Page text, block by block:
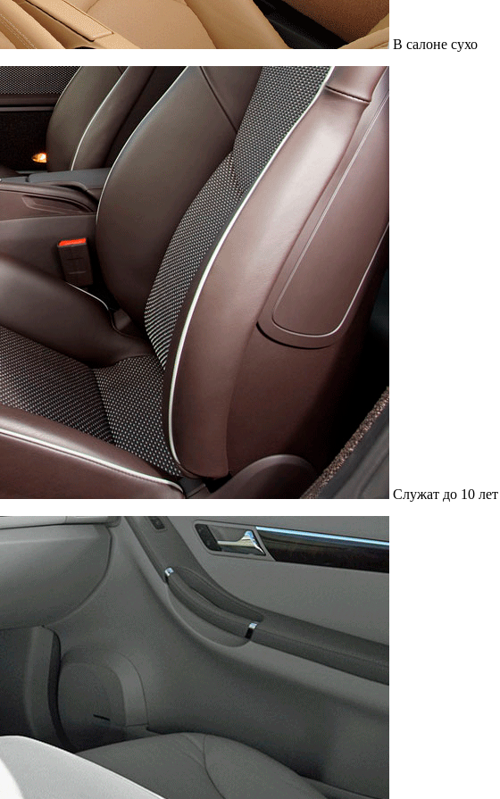
В салоне сухо
Служат до 10 лет